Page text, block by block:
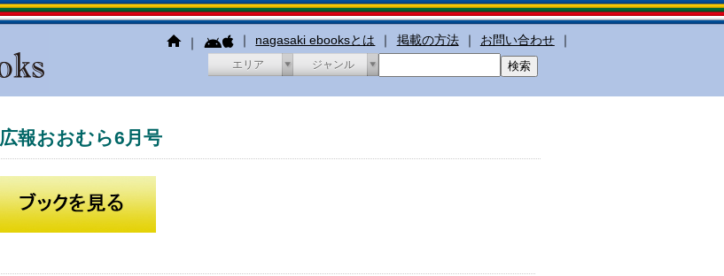
｜ ｜ nagasaki ebooksとは ｜ 掲載の方法 ｜ お問い合わせ ｜
エリア ジャンル
広報おおむら6月号